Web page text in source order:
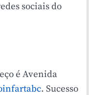
sociais do
é Avenida
. Sucesso